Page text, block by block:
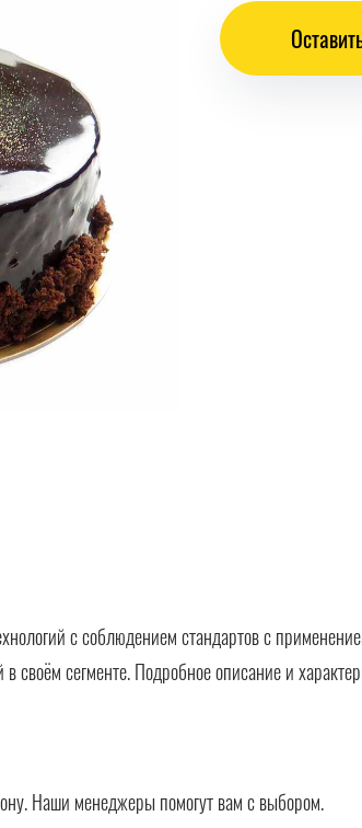
с соблюдением стандартов с
своём сегменте. Подробное описание и
Наши менеджеры помогут вам с выбором.